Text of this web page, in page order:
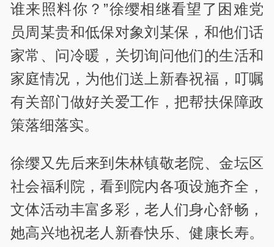
谁来照料你？”徐缨相继看望了困难党
员周某贵和低保对象刘某保，和他们话
家常、问冷暖，关切询问他们的生活和
家庭情况，为他们送上新春祝福，叮嘱
有关部门做好关爱工作，把帮扶保障政
策落细落实。
徐缨又先后来到朱林镇敬老院、金坛区
社会福利院，看到院内各项设施齐全，
文体活动丰富多彩，老人们身心舒畅，
她高兴地祝老人新春快乐、健康长寿。